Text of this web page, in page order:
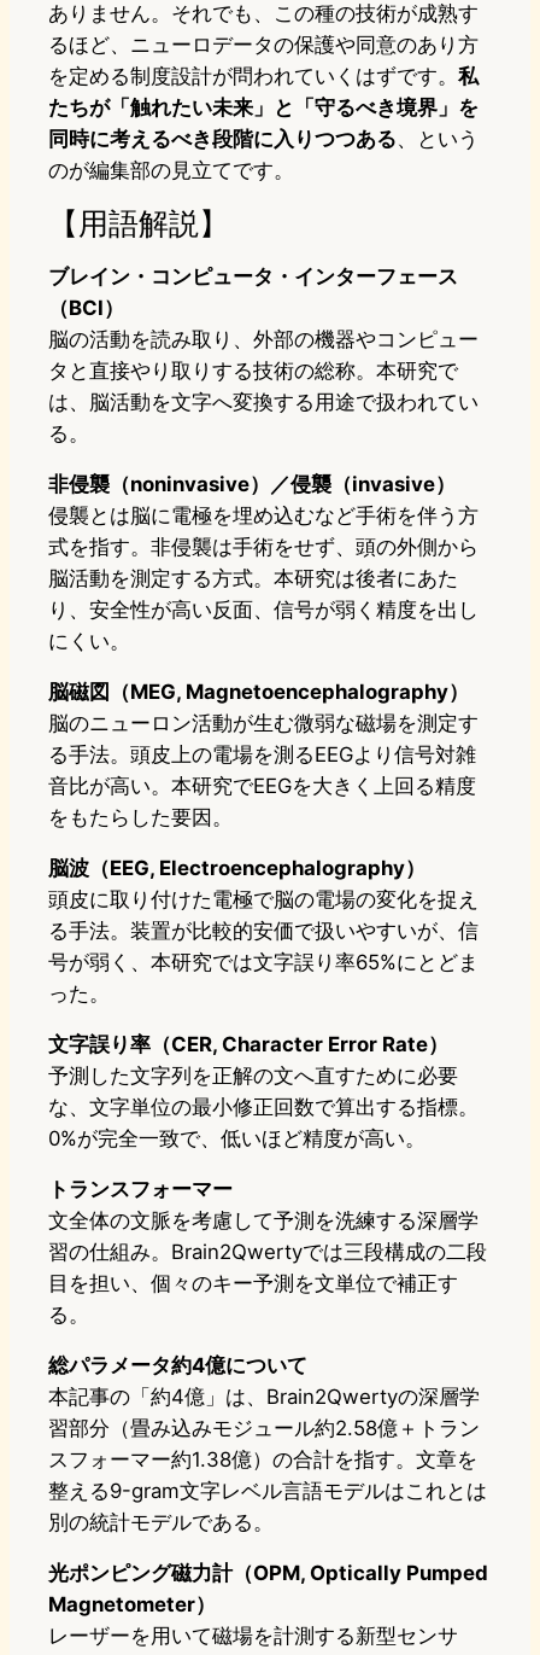
ありません。それでも、この種の技術が成熟す
るほど、ニューロデータの保護や同意のあり方
を定める制度設計が問われていくはずです。 私
たちが「触れたい未来」と「守るべき境界」を
同時に考えるべき段階に入りつつある、という
のが編集部の見立てです。
【用語解説】
ブレイン・コンピュータ・インターフェース
（BCI）
脳の活動を読み取り、外部の機器やコンピュー
タと直接やり取りする技術の総称。本研究で
は、脳活動を文字へ変換する用途で扱われてい
る。
非侵襲（noninvasive）／侵襲（invasive）
侵襲とは脳に電極を埋め込むなど手術を伴う方
式を指す。非侵襲は手術をせず、頭の外側から
脳活動を測定する方式。本研究は後者にあた
り、安全性が高い反面、信号が弱く精度を出し
にくい。
脳磁図（MEG, Magnetoencephalography）
脳のニューロン活動が生む微弱な磁場を測定す
る手法。頭皮上の電場を測るEEGより信号対雑
音比が高い。本研究でEEGを大きく上回る精度
をもたらした要因。
脳波（EEG, Electroencephalography）
頭皮に取り付けた電極で脳の電場の変化を捉え
る手法。装置が比較的安価で扱いやすいが、信
号が弱く、本研究では文字誤り率65%にとどま
った。
文字誤り率（CER, Character Error Rate）
予測した文字列を正解の文へ直すために必要
な、文字単位の最小修正回数で算出する指標。
0%が完全一致で、低いほど精度が高い。
トランスフォーマー
文全体の文脈を考慮して予測を洗練する深層学
習の仕組み。Brain2Qwertyでは三段構成の二段
目を担い、個々のキー予測を文単位で補正す
る。
総パラメータ約4億について
本記事の「約4億」は、Brain2Qwertyの深層学
習部分（畳み込みモジュール約2.58億＋トラン
スフォーマー約1.38億）の合計を指す。文章を
整える9-gram文字レベル言語モデルはこれとは
別の統計モデルである。
光ポンピング磁力計（OPM, Optically Pumped
Magnetometer）
レーザーを用いて磁場を計測する新型センサ